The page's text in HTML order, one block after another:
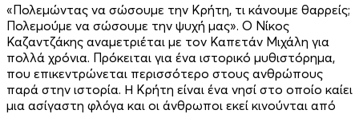
«Πολεμώντας να σώσουμε την Κρήτη, τι κάνουμε θαρρείς;
Πολεμούμε να σώσουμε την ψυχή μας». Ο Νίκος
Καζαντζάκης αναμετριέται με τον Καπετάν Μιχάλη για
πολλά χρόνια. Πρόκειται για ένα ιστορικό μυθιστόρημα,
που επικεντρώνεται περισσότερο στους ανθρώπους
παρά στην ιστορία. Η Κρήτη είναι ένα νησί στο οποίο καίει
μια ασίγαστη φλόγα και οι άνθρωποι εκεί κινούνται από